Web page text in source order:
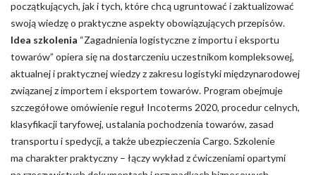
początkujących, jak i tych, które chcą ugruntować i zaktualizować
swoją wiedzę o praktyczne aspekty obowiązujących przepisów.
Idea szkolenia “Zagadnienia logistyczne z importu i eksportu
towarów” opiera się na dostarczeniu uczestnikom kompleksowej,
aktualnej i praktycznej wiedzy z zakresu logistyki międzynarodowej
związanej z importem i eksportem towarów. Program obejmuje
szczegółowe omówienie reguł Incoterms 2020, procedur celnych,
klasyfikacji taryfowej, ustalania pochodzenia towarów, zasad
transportu i spedycji, a także ubezpieczenia Cargo. Szkolenie
ma charakter praktyczny – łączy wykład z ćwiczeniami opartymi